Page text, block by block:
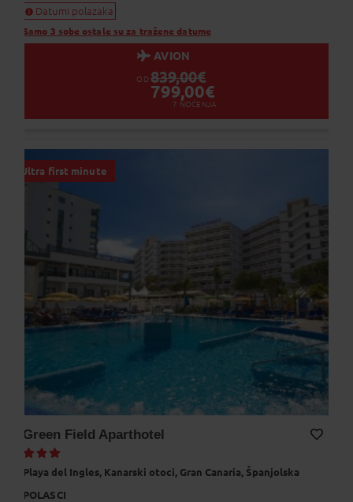
Datumi polazaka
Samo 3 sobe ostale su za tražene datume
AVION
OD 839,00€
799,00€
7 NOĆENJA
Ultra first minute
Green Field Aparthotel
Playa del Ingles, Kanarski otoci, Gran Canaria, Španjolska
POLASCI